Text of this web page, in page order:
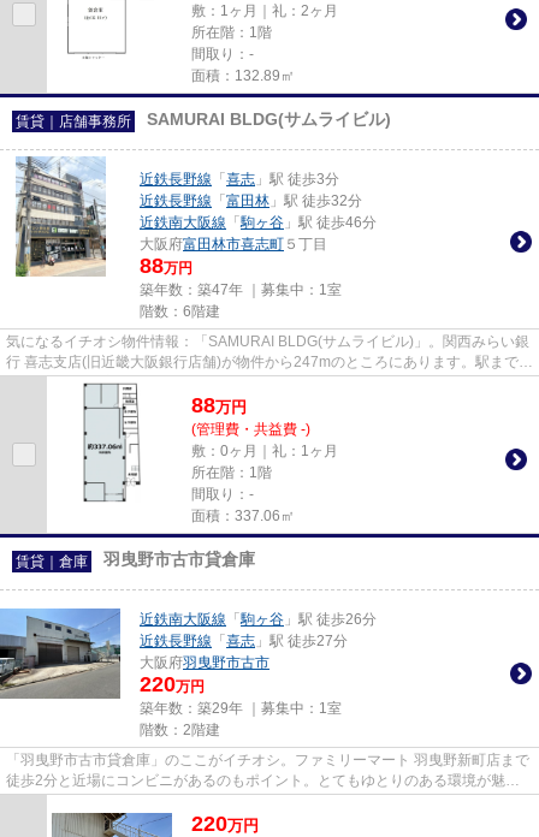
敷：1ヶ月｜礼：2ヶ月
所在階：1階
間取り：-
面積：132.89㎡
賃貸｜店舗事務所 SAMURAI BLDG(サムライビル)
近鉄長野線 「 喜志 」駅 徒歩3分
近鉄長野線 「 富田林 」駅 徒歩32分
近鉄南大阪線 「駒ヶ谷 」駅 徒歩46分
大阪府富田林市喜志町 ５丁目
88万円
築年数：築47年 ｜募集中： 1室
階数：6階建
気になるイチオシ物件情報：「SAMURAI BLDG(サムライビル)」。関西みらい銀
行 喜志支店(旧近畿大阪銀行店舗)が物件から247mのところにあります。駅まで徒
歩3分の位置に立地する、アク...
88万円
(管理費・共益費 -)
敷：0ヶ月｜礼：1ヶ月
所在階：1階
間取り：-
面積：337.06㎡
賃貸｜倉庫 羽曳野市古市貸倉庫
近鉄南大阪線 「駒ヶ谷 」駅 徒歩26分
近鉄長野線 「 喜志 」駅 徒歩27分
大阪府羽曳野市古市
220万円
築年数：築29年 ｜募集中： 1室
階数：2階建
「羽曳野市古市貸倉庫」のここがイチオシ。ファミリーマート 羽曳野新町店まで
徒歩2分と近場にコンビニがあるのもポイント。とてもゆとりのある環境が魅力
220万円